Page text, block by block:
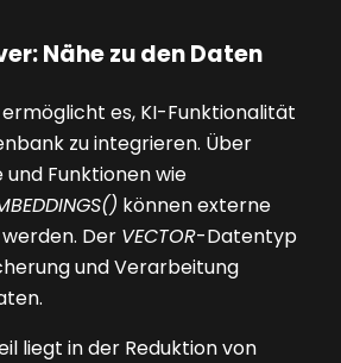
Nähe zu den Daten
ermöglicht es, KI-Funktionalität
zu integrieren. Über
und Funktionen wie
können externe
Der VECTOR-Datentyp
und Verarbeitung
liegt in der Reduktion von